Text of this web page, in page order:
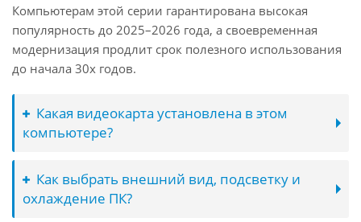
Компьютерам этой серии гарантирована высокая
популярность до 2025–2026 года, а своевременная
модернизация продлит срок полезного использования
до начала 30х годов.
Какая видеокарта установлена в этом
компьютере?
Как выбрать внешний вид, подсветку и
охлаждение ПК?